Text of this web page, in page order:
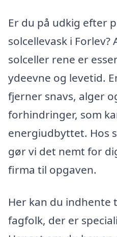
Er du på udkig efter
solcellevask i Forlev?
solceller rene er
ydeevne og levetid.
fjerner snavs, alger
forhindringer, som
energiudbyttet. Hos
gør vi det nemt for
firma til opgaven.
Her kan du indhente
fagfolk, der er